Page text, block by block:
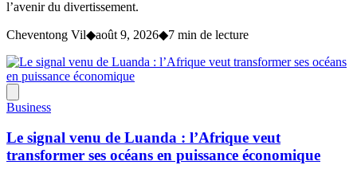
l’avenir du divertissement.
Cheventong Vil◆août 9, 2026◆7 min de lecture
Business
Le signal venu de Luanda : l’Afrique veut
transformer ses océans en puissance économique